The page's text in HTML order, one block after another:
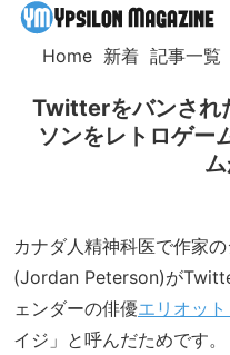
Home 新着 記事一覧
Twitterをバンされ
ソンをレトロゲー
カナダ人精神科医で作家
(Jordan Peterson)が
ェンダーの俳優エリオッ
イジ」と呼んだためです。